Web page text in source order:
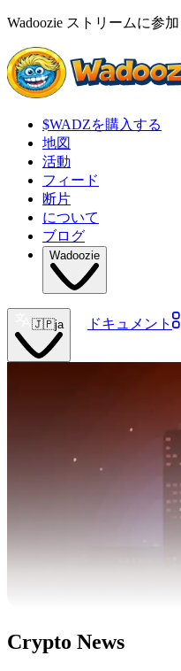
Wadoozie ストリームに参
$WADZを購入する
地図
活動
フィード
断片
について
ブログ
Wadoozie
🇯🇵ja ドキュメント
Crypto News